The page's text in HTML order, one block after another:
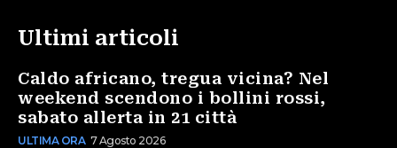
Ultimi articoli
Caldo africano, tregua vicina? Nel
weekend scendono i bollini rossi,
sabato allerta in 21 città
ULTIMA ORA 7 Agosto 2026